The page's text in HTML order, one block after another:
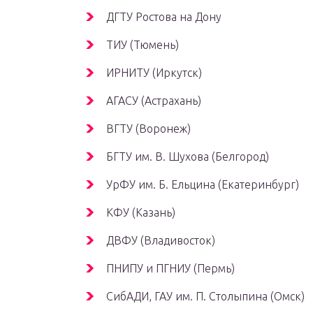
ДГТУ Ростова на Дону
ТИУ (Тюмень)
ИРНИТУ (Иркутск)
АГАСУ (Астрахань)
ВГТУ (Воронеж)
БГТУ им. В. Шухова (Белгород)
УрФУ им. Б. Ельцина (Екатеринбург)
КФУ (Казань)
ДВФУ (Владивосток)
ПНИПУ и ПГНИУ (Пермь)
СибАДИ, ГАУ им. П. Столыпина (Омск)